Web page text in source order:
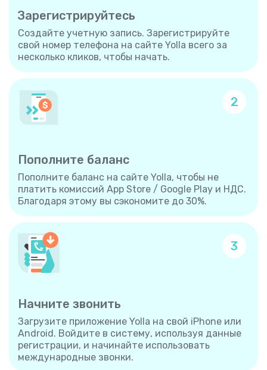
Зарегистрируйтесь
Создайте учетную запись. Зарегистрируйте
свой номер телефона на сайте Yolla всего за
несколько кликов, чтобы начать.
2
Пополните баланс
Пополните баланс на сайте Yolla, чтобы не
платить комиссий App Store / Google Play и НДС.
Благодаря этому вы сэкономите до 30%.
3
Начните звонить
Загрузите приложение Yolla на свой iPhone или
Android. Войдите в систему, используя данные
регистрации, и начинайте использовать
международные звонки.